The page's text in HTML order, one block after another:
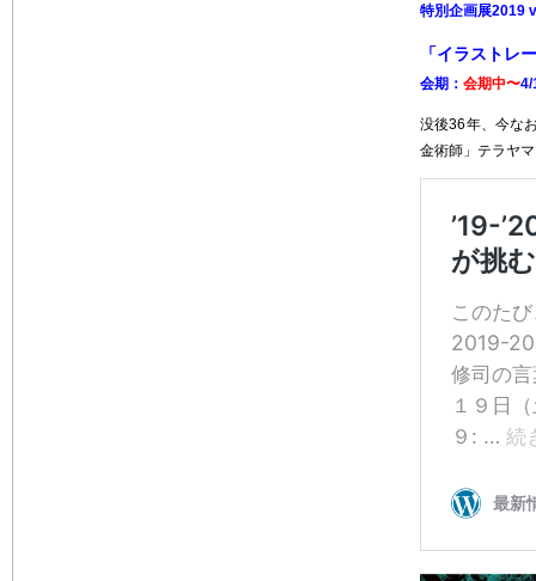
特別企画展2019
「イラストレ
会期： 会期中〜4/
没後36年、今な
金術師」テラヤ